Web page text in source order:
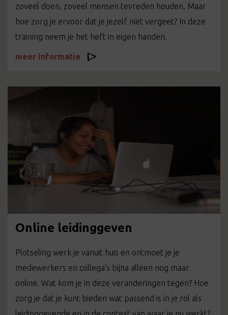
zoveel doen, zoveel mensen tevreden houden. Maar
hoe zorg je ervoor dat je jezelf niet vergeet? In deze
training neem je het heft in eigen handen.
meer informatie
Online leidinggeven
Plotseling werk je vanuit huis en ontmoet je je
medewerkers en collega’s bijna alleen nog maar
online. Wat kom je in deze veranderingen tegen? Hoe
zorg je dat je kunt bieden wat passend is in je rol als